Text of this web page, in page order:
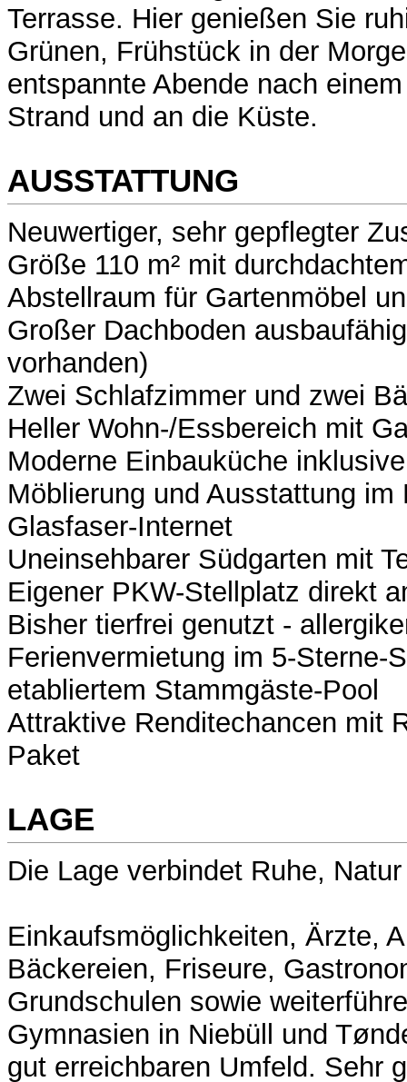
Terrasse. Hier genießen Sie
Grünen, Frühstück in der
entspannte Abende nach
Strand und an die Küste.
AUSSTATTUNG
Neuwertiger, sehr gepflegter
Größe 110 m² mit
Abstellraum für Gartenmöbel
Großer Dachboden
vorhanden)
Zwei Schlafzimmer und zwei
Heller Wohn-/Essbereich mit
Moderne Einbauküche inklusive
Möblierung und Ausstattung
Glasfaser-Internet
Uneinsehbarer Südgarten mit
Eigener PKW-Stellplatz direkt
Bisher tierfrei genutzt -
Ferienvermietung im 5-Sterne-
etabliertem Stammgäste-Pool
Attraktive Renditechancen mit
Paket
LAGE
Die Lage verbindet Ruhe,
Einkaufsmöglichkeiten, Ärzte,
Bäckereien, Friseure,
Grundschulen sowie
Gymnasien in Niebüll und
gut erreichbaren Umfeld. Sehr